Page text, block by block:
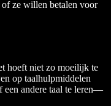
of ze willen betalen voor
hoeft niet zo moeilijk te
op taalhulpmiddelen
een andere taal te leren—